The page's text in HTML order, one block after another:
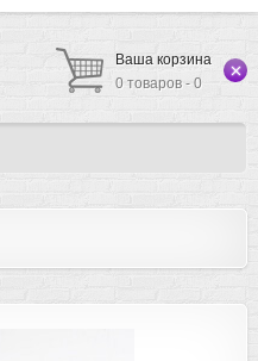
Ваша корзина
0 товаров - 0